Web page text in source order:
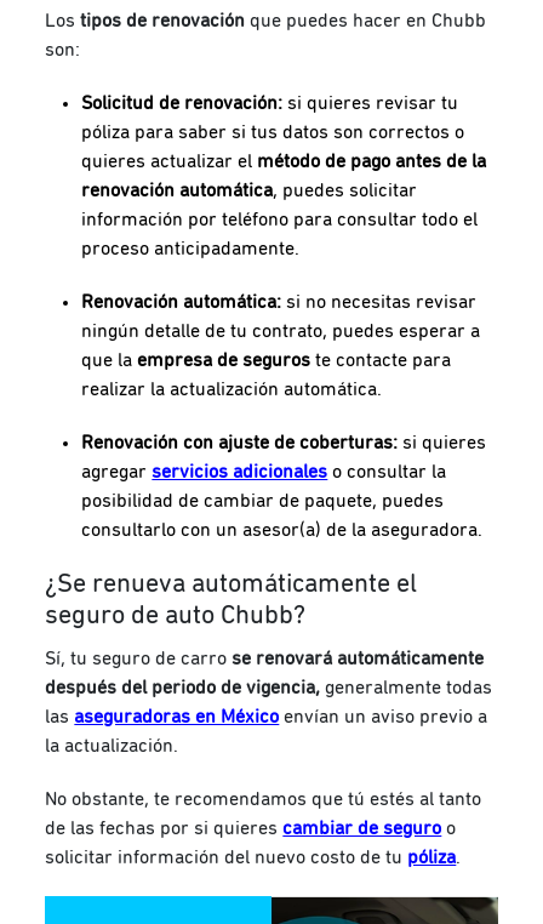
Los tipos de renovación que puedes hacer en Chubb
son:
Solicitud de renovación:si quieres revisar tu
póliza para saber si tus datos son correctos o
quieres actualizar el método de pago antes de la
renovación automática, puedes solicitar
información por teléfono para consultar todo el
proceso anticipadamente.
Renovación automática:si no necesitas revisar
ningún detalle de tu contrato, puedes esperar a
que laempresa de seguros te contacte para
realizar la actualización automática.
Renovación con ajuste de coberturas:si quieres
agregarservicios adicionales o consultar la
posibilidad de cambiar de paquete, puedes
consultarlo con un asesor(a) de la aseguradora.
¿Se renueva automáticamente el
seguro de auto Chubb?
Sí, tu seguro de carrose renovará automáticamente
después del periodo de vigencia, generalmente todas
las aseguradoras en México envían un aviso previo a
la actualización.
No obstante, te recomendamos que tú estés al tanto
de las fechas por si quierescambiar de seguro o
solicitar información del nuevo costo de tu póliza.